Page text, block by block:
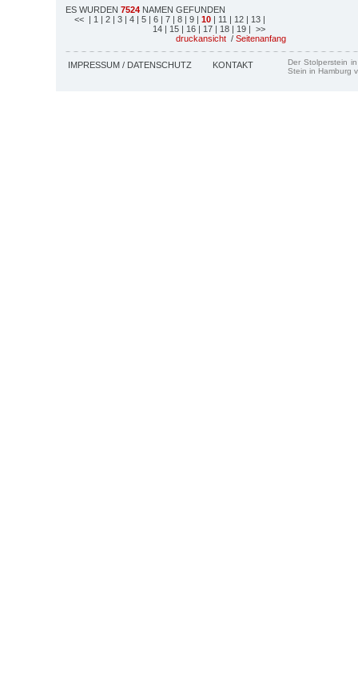
ES WURDEN 7524 NAMEN GEFUNDEN
<< | 1 | 2 | 3 | 4 | 5 | 6 | 7 | 8 | 9 | 10 | 11 | 12 | 13 |
14 | 15 | 16 | 17 | 18 | 19 | >>
druckansicht / Seitenanfang
IMPRESSUM / DATENSCHUTZ KONTAKT
Der Stolperstein
Stein in Hamburg